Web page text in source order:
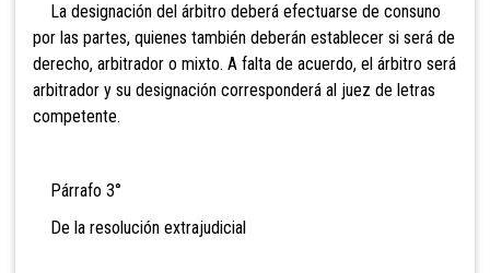
La designación del árbitro deberá efectuarse de consuno
por las partes, quienes también deberán establecer si será de
derecho, arbitrador o mixto. A falta de acuerdo, el árbitro será
arbitrador y su designación corresponderá al juez de letras
competente.
Párrafo 3°
De la resolución extrajudicial